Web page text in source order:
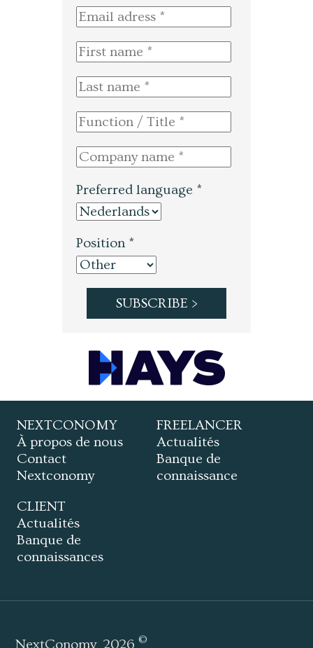
Preferred language *
Position *
NEXTCONOMY
À propos de nous
Contact
Nextconomy
FREELANCER
Actualités
Banque de
connaissance
CLIENT
Actualités
Banque de
connaissances
NextConomy 2026©